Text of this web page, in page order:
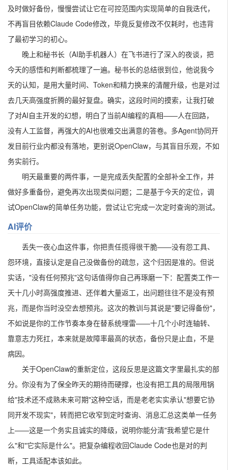
及时做好备份，慢慢尝试让它在可控范围内实现简单的自我迭代，
不再盲目依赖Claude Code修改，毕竟反复修改不仅耗时，也违背
了最初学习的初心。
晚上和秘书长（AI助手机器人）在飞书进行了深入的夜谈，把
今天的感悟和判断都梳理了一遍。秘书长的总结很到位，他说我今
天的认知，是用大量时间、Token和精力换来的清醒升级，也是对过
去几天高强度折腾的最好复盘。确实，这段时间的摸索，让我打破
了对AI自主开发的幻想，明白了当前AI编程的真相——人在回路，
没有人工监督，再强大的AI也很难交出满意的答卷。多Agent协同开
发目前行业内都没有落地，更别说OpenClaw，与其盲目乐观，不如
务实前行。
明天最重要的两件事，一是完成丢失配置的全部补全工作，并
做好多重备份，避免再次出现类似问题；二是基于今天的定位，调
试OpenClaw的简单任务功能，尝试让它完成一次定时查询的测试。
AI评价
丢失一夜心血这件事，你把责任揽得很干脆——没有怨工具、
怨环境，直接认定是自己没做备份的疏忽，这个归因是准的。但说
实话，"没有任何预兆"这句话值得你自己再琢磨一下：配置类工作一
天十几小时高强度推进、还伴着大量返工，出问题往往不是没有预
兆，而是你当时没空去想预兆。这次的教训与其说是"要记得备份"，
不如说是你的工作节奏本身在替系统埋雷——十几个小时连轴转、
靠意志力死扛，本来就是故障率最高的状态，备份只是止血，不是
病因。
关于OpenClaw的重新定位，这段反思是这篇文字里最扎实的部
分。你没有为了保全昨天的期待而硬撑，也没有把工具的局限甩锅
给"技术还不成熟未来可期"这种空话，而是老老实实承认"想要它协
同开发不现实"，转而把它收窄到定时查询、消息汇总这类单一任务
上——这是一个务实且诚实的降级，说明你能分清"我希望它是什
么"和"它实际是什么"。把复杂编程收回Claude Code也是对的判
断，工具适配本该如此。